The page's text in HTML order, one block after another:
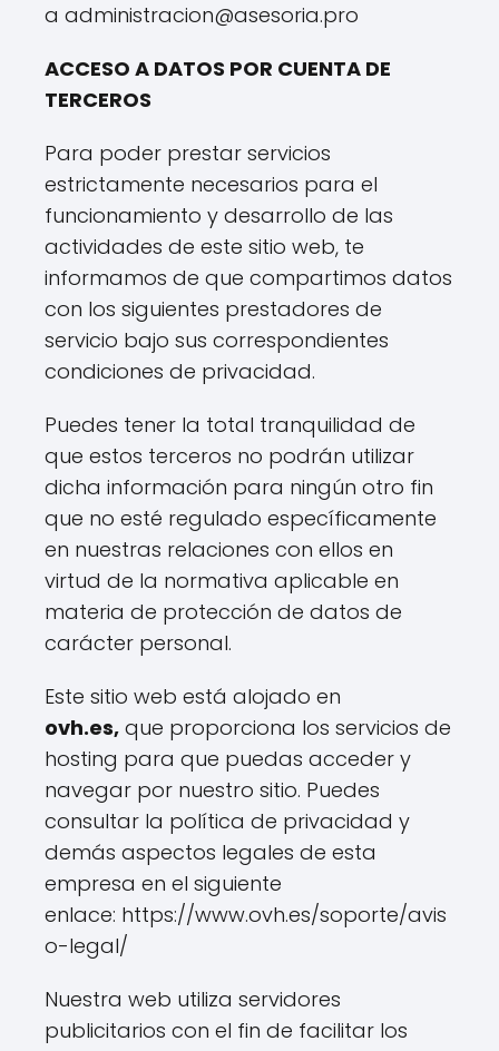
a administracion@asesoria.pro
ACCESO A DATOS POR CUENTA DE
TERCEROS
Para poder prestar servicios
estrictamente necesarios para el
funcionamiento y desarrollo de las
actividades de este sitio web, te
informamos de que compartimos datos
con los siguientes prestadores de
servicio bajo sus correspondientes
condiciones de privacidad.
Puedes tener la total tranquilidad de
que estos terceros no podrán utilizar
dicha información para ningún otro fin
que no esté regulado específicamente
en nuestras relaciones con ellos en
virtud de la normativa aplicable en
materia de protección de datos de
carácter personal.
Este sitio web está alojado en
ovh.es, que proporciona los servicios de
hosting para que puedas acceder y
navegar por nuestro sitio. Puedes
consultar la política de privacidad y
demás aspectos legales de esta
empresa en el siguiente
enlace: https://www.ovh.es/soporte/avis
o-legal/
Nuestra web utiliza servidores
publicitarios con el fin de facilitar los